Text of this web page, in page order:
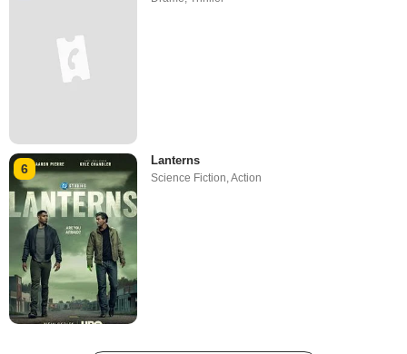
6
Lanterns
Science Fiction,Action